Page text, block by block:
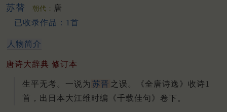
苏替 朝代： 唐
已收录作品：1首
人物简介
唐诗大辞典 修订本
生平无考。 一说为 苏晋 之误。
《全唐诗逸》收诗1
首，出日本大江维时编《千载佳句》卷下。